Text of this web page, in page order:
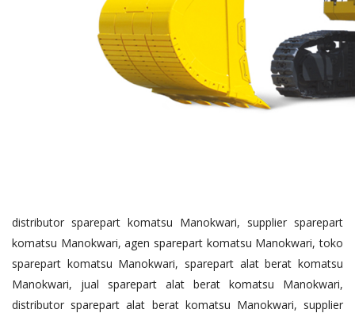
distributor sparepart komatsu Manokwari, supplier sparepart
komatsu Manokwari, agen sparepart komatsu Manokwari, toko
sparepart komatsu Manokwari, sparepart alat berat komatsu
Manokwari, jual sparepart alat berat komatsu Manokwari,
distributor sparepart alat berat komatsu Manokwari, supplier